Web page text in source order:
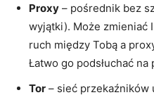
Proxy – pośrednik bez
wyjątki). Może zmieniać
ruch między Tobą a
Łatwo go podsłuchać
Tor – sieć przekaźników